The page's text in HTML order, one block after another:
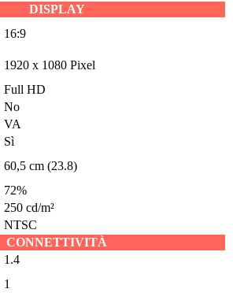
DISPLAY
16:9
1920 x 1080 Pixel
Full HD
No
VA
Sì
60,5 cm (23.8)
72%
250 cd/m²
NTSC
CONNETTIVITÀ
1.4
1